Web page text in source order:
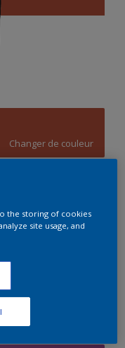
Changer de couleur
the storing of cookies
site usage, and